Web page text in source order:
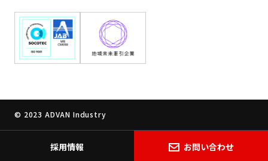
〒640-8441 和歌山県和歌山市栄谷882
073-451-3312
採用情報 お問い合わせ
© 2023 ADVAN Industry